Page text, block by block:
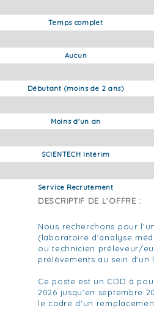
Temps complet
Aucun
Débutant (moins de 2 ans)
Moins d'un an
SCIENTECH Intérim
Service Recrutement
DESCRIPTIF DE L'OFFRE :
Nous recherchons pour
(laboratoire d'analyse
ou technicien préleveur/
prélèvements au sein d'un
Ce poste est un CDD à
2026 jusqu'en septembre
le cadre d'un